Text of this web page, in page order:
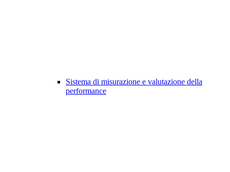
Sistema di misurazione e valutazione della
performance